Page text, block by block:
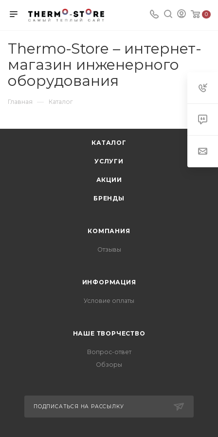
0
Thermo-Store – интернет-
магазин инженерного
оборудования
Главная — Каталог
КАТАЛОГ
УСЛУГИ
АКЦИИ
БРЕНДЫ
КОМПАНИЯ
Отзывы
ИНФОРМАЦИЯ
Условие оплаты
НАШЕ ТВОРЧЕСТВО
Вопрос-ответ
Обзоры
ПОДПИСАТЬСЯ НА РАССЫЛКУ